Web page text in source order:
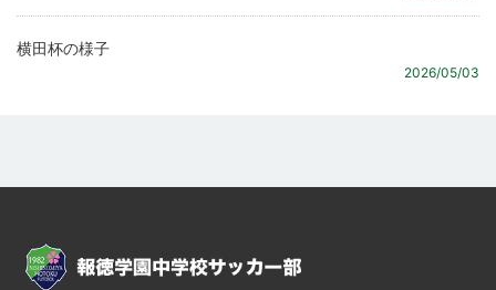
横田杯の様子
2026/05/03